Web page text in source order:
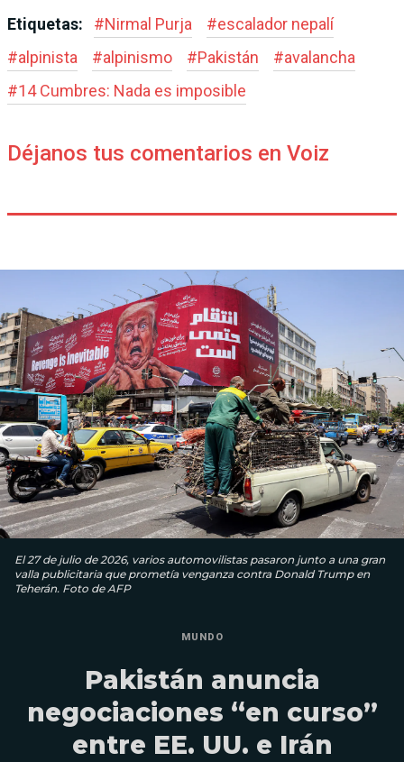
Etiquetas: #Nirmal Purja #escalador nepalí
#alpinista #alpinismo #Pakistán #avalancha
#14 Cumbres: Nada es imposible
Déjanos tus comentarios en Voiz
El 27 de julio de 2026, varios automovilistas pasaron junto a una gran
valla publicitaria que prometía venganza contra Donald Trump en
Teherán. Foto de AFP
MUNDO
Pakistán anuncia
negociaciones “en curso”
entre EE. UU. e Irán